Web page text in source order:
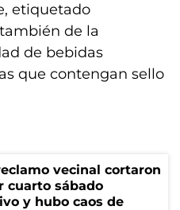
etiquetado
de la
de bebidas
que contengan sello
vecinal cortaron
cuarto sábado
y hubo caos de